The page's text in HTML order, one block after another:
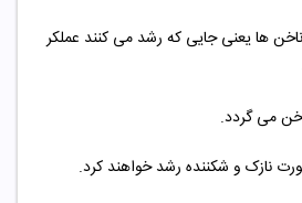
ناخن ها یعنی جایی که رشد می کنند عملکر
می گردد.
نازک و شکننده رشد خواهند کرد.